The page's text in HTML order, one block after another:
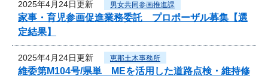
2025年4月24日更新 男女共同参画推進課
家事・育児参画促進業務委託 プロポーザル募集【選
定結果】
2025年4月24日更新 恵那土木事務所
維委第M104号/県単 MEを活用した道路点検・維持修